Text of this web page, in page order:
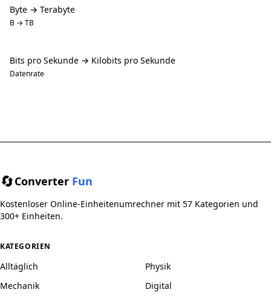
Byte → Terabyte
B → TB
Bits pro Sekunde → Kilobits pro Sekunde
Datenrate
🔄Converter Fun
Kostenloser Online-Einheitenumrechner mit 57 Kategorien und
300+ Einheiten.
KATEGORIEN
Alltäglich
Mechanik
Physik
Digital